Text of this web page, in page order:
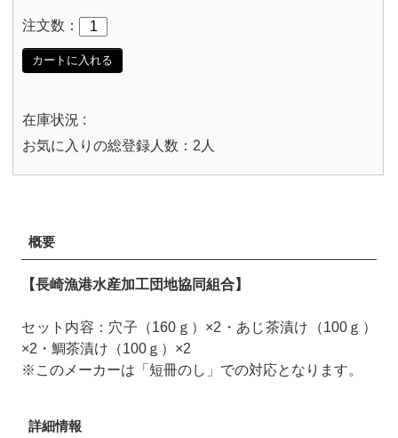
注文数：
カートに入れる
在庫状況 :
お気に入りの総登録人数：2人
概要
【長崎漁港水産加工団地協同組合】
セット内容：穴子（160ｇ）×2・あじ茶漬け（100ｇ）
×2・鯛茶漬け（100ｇ）×2
※このメーカーは「短冊のし」での対応となります。
詳細情報